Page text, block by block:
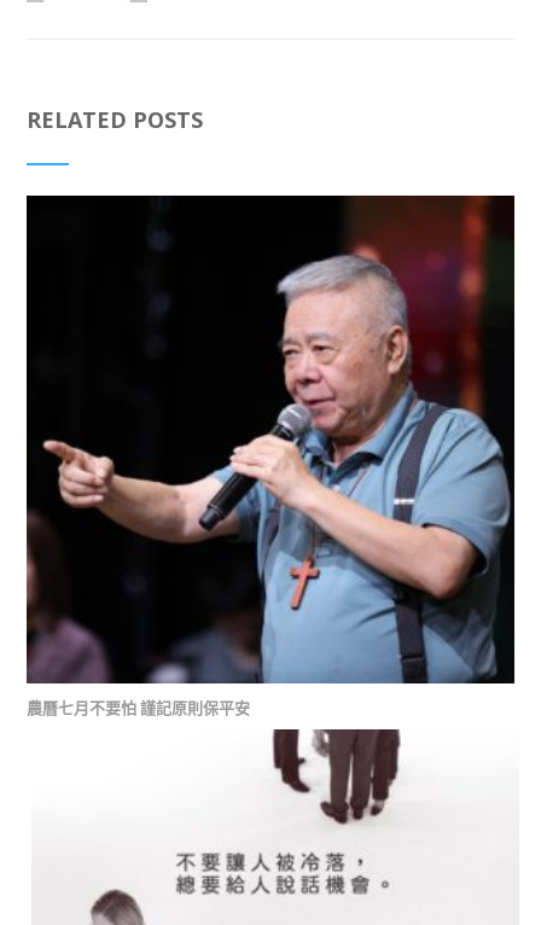
RELATED POSTS
農曆七月不要怕 謹記原則保平安